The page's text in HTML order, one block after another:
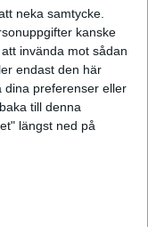
neka samtycke.
kanske
invända mot sådan
endast den här
dina preferenser eller
till denna
längst ned på